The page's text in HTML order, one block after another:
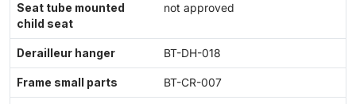
Seat tube mounted
child seat
not approved
Derailleur hanger BT-DH-018
Frame small parts BT-CR-007